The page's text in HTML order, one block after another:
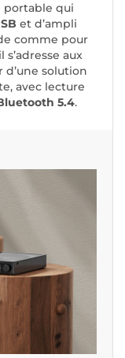
portable qui
et d’ampli
comme pour
aux
solution
avec lecture
5.4.